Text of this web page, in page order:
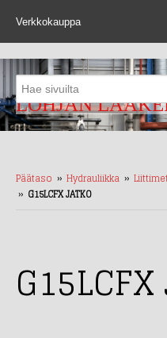
Verkkokauppa
LOHJAN
Päätaso ›› Hydrauliikka ›› Liittimet
›› G15LCFX JATKO